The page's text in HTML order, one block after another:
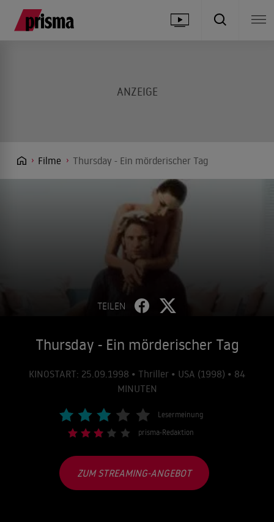
Filme Thursday - Ein mörderischer Tag
TEILEN
Thursday - Ein mörderischer Tag
KINOSTART: 25.09.1998 • Thriller • USA (1998) • 84
MINUTEN
Lesermeinung
prisma-Redaktion
ZUM STREAMING-ANGEBOT